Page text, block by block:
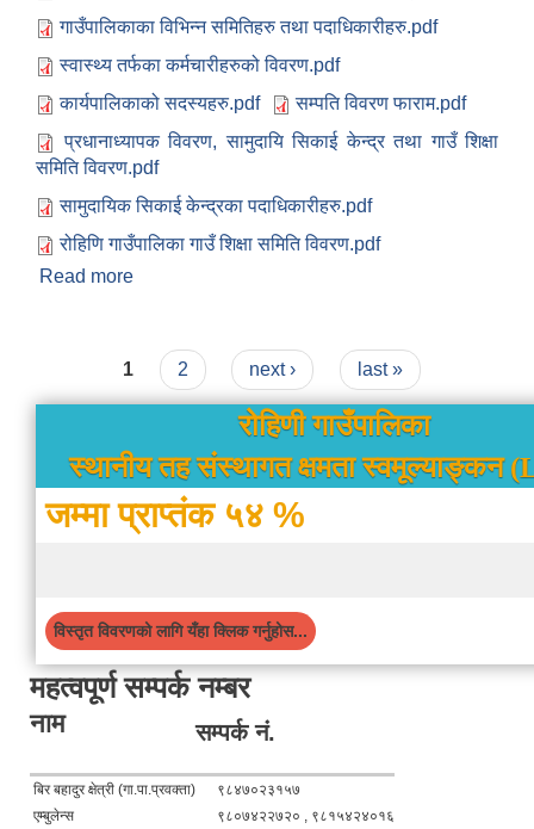
गाउँपालिकाका विभिन्न समितिहरु तथा पदाधिकारीहरु.pdf
स्वास्थ्य तर्फका कर्मचारीहरुको विवरण.pdf
कार्यपालिकाको सदस्यहरु.pdf
सम्पति विवरण फाराम.pdf
प्रधानाध्यापक विवरण, सामुदायि सिकाई केन्द्र तथा गाउँ शिक्षा
समिति विवरण.pdf
सामुदायिक सिकाई केन्द्रका पदाधिकारीहरु.pdf
रोहिणि गाउँपालिका गाउँ शिक्षा समिति विवरण.pdf
Read more
Pages
1 2 next › last »
रोहिणी गाउँपालिका
स्थानीय तह संस्थागत क्षमता स्वमूल्याङ्कन
जम्मा प्राप्तंक ५४ %
विस्तृत विवरणको लागि यँहा क्लिक गर्नुहोस...
महत्वपूर्ण सम्पर्क नम्बर
नाम सम्पर्क नं.
बिर बहादुर क्षेत्री (गा.पा.प्रवक्ता) ९८४७०२३१५७
एम्बुलेन्स
९८०७४२२७२० , ९८१५४२४०१६